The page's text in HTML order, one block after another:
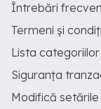
Întrebări
Termeni și
Lista categoriilor
Siguranța
Modifică